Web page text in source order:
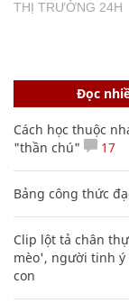
THỊ TRƯỜNG 24H
Đọc
Cách học thuộc
"thần chú"
17
Bảng công thức
Clip lột tả chân
mèo', người tinh ý
con